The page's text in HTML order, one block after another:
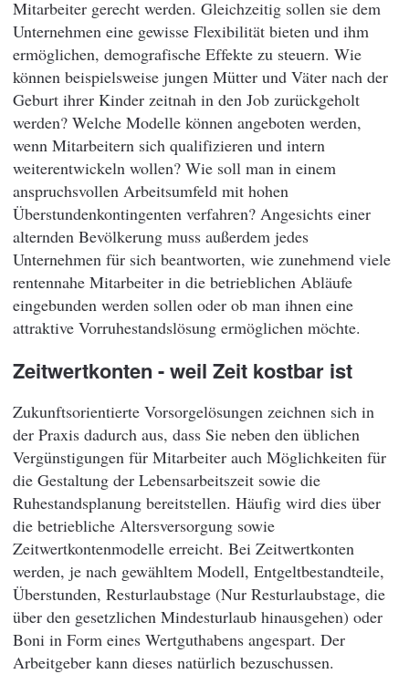
Mitarbeiter gerecht werden. Gleichzeitig sollen sie dem
Unternehmen eine gewisse Flexibilität bieten und ihm
ermöglichen, demografische Effekte zu steuern. Wie
können beispielsweise jungen Mütter und Väter nach der
Geburt ihrer Kinder zeitnah in den Job zurückgeholt
werden? Welche Modelle können angeboten werden,
wenn Mitarbeitern sich qualifizieren und intern
weiterentwickeln wollen? Wie soll man in einem
anspruchsvollen Arbeitsumfeld mit hohen
Überstundenkontingenten verfahren? Angesichts einer
alternden Bevölkerung muss außerdem jedes
Unternehmen für sich beantworten, wie zunehmend viele
rentennahe Mitarbeiter in die betrieblichen Abläufe
eingebunden werden sollen oder ob man ihnen eine
attraktive Vorruhestandslösung ermöglichen möchte.
Zeitwertkonten - weil Zeit kostbar ist
Zukunftsorientierte Vorsorgelösungen zeichnen sich in
der Praxis dadurch aus, dass Sie neben den üblichen
Vergünstigungen für Mitarbeiter auch Möglichkeiten für
die Gestaltung der Lebensarbeitszeit sowie die
Ruhestandsplanung bereitstellen. Häufig wird dies über
die betriebliche Altersversorgung sowie
Zeitwertkontenmodelle erreicht. Bei Zeitwertkonten
werden, je nach gewähltem Modell, Entgeltbestandteile,
Überstunden, Resturlaubstage (Nur Resturlaubstage, die
über den gesetzlichen Mindesturlaub hinausgehen) oder
Boni in Form eines Wertguthabens angespart. Der
Arbeitgeber kann dieses natürlich bezuschussen.